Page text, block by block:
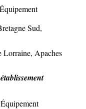
Sud,
Lorraine, Apaches